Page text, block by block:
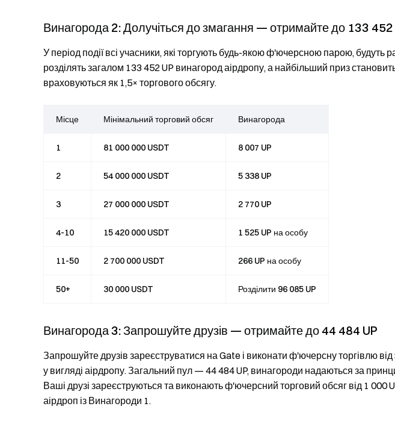
Винагорода 2: Долучіться до змагання — отримайте до 133 452
У період події всі учасники, які торгують будь-якою ф'ючерсною парою, будуть
розділять загалом 133 452 UP винагород аірдропу, а найбільший приз
враховуються як 1,5× торгового обсягу.
Місце Мінімальний торговий обсяг Винагорода
1 81 000 000 USDT 8 007 UP
2 54 000 000 USDT 5 338 UP
3 27 000 000 USDT 2 770 UP
4-10 15 420 000 USDT 1 525 UP на особу
11-50 2 700 000 USDT 266 UP на особу
50+ 30 000 USDT Розділити 96 085 UP
Винагорода 3: Запрошуйте друзів — отримайте до 44 484 UP
Запрошуйте друзів зареєструватися на Gate і виконати ф'ючерсну торгівлю
у вигляді аірдропу. Загальний пул — 44 484 UP, винагороди надаються за
Ваші друзі зареєструються та виконають ф'ючерсний торговий обсяг від 1 000
аірдроп із Винагороди 1.